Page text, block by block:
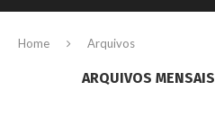
Home Arquivos
ARQUIVOS MENSAIS